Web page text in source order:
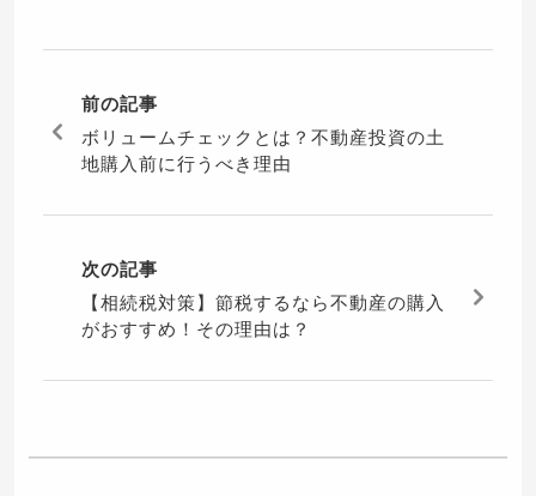
前の記事
ボリュームチェックとは？不動産投資の土
地購入前に行うべき理由
次の記事
【相続税対策】節税するなら不動産の購入
がおすすめ！その理由は？